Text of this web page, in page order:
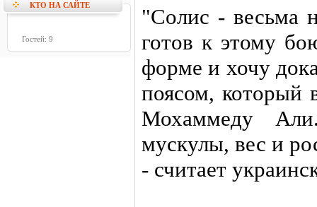
КТО НА САЙТЕ
Гостей: 9
"Солис - весьма
готов к этому
форме и хочу
поясом, который
Мохаммеду
мускулы, вес и
- считает